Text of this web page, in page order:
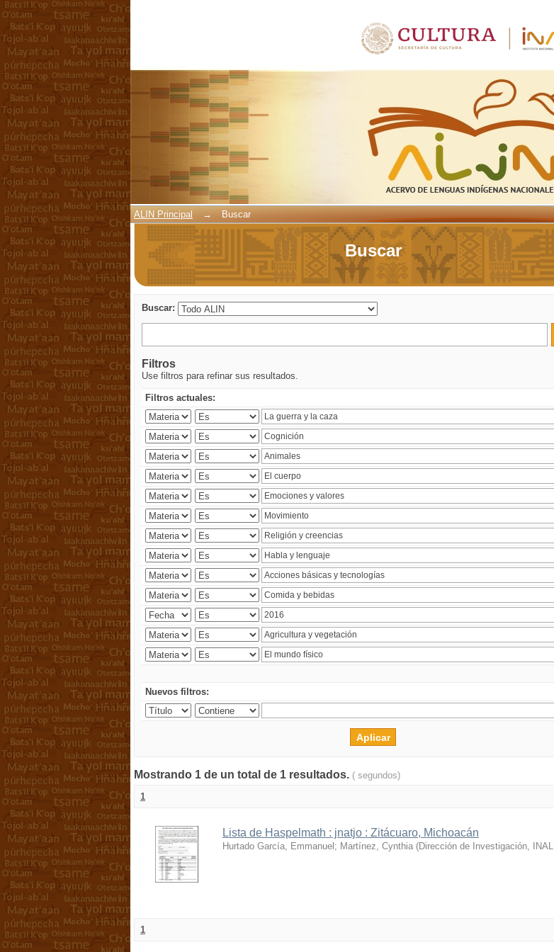
ALIN Principal → Buscar
Buscar
Buscar:
Filtros
Use filtros para refinar sus resultados.
Filtros actuales:
Nuevos filtros:
Mostrando 1 de un total de 1 resultados. ( segundos)
1
Lista de Haspelmath : jnatjo : Zitácuaro, Michoacán
Hurtado García, Emmanuel ; Martínez, Cynthia (Dirección de Investigación, INALI
1